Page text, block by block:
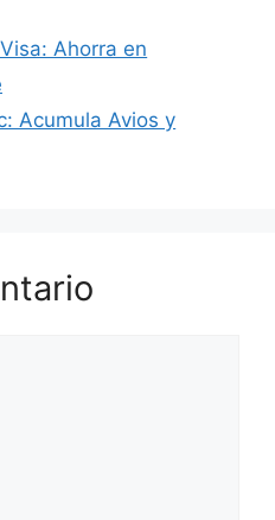
Ahorra en
Acumula Avios y